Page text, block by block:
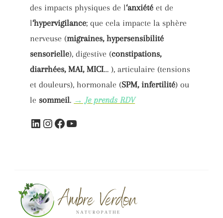
des impacts physiques de l‘anxiété et de
l‘hypervigilance; que cela impacte la sphère
nerveuse (migraines, hypersensibilité
sensorielle), digestive (constipations,
diarrhées, MAI, MICI… ), articulaire (tensions
et douleurs), hormonale (SPM, infertilité) ou
le sommeil. → Je prends RDV
LinkedIn Instagram Facebook YouTube